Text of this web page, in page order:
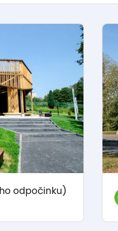
odpočinku)